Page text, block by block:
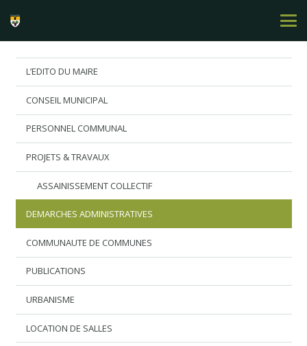
L’EDITO DU MAIRE
CONSEIL MUNICIPAL
PERSONNEL COMMUNAL
PROJETS & TRAVAUX
ASSAINISSEMENT COLLECTIF
DEMARCHES ADMINISTRATIVES
COMMUNAUTE DE COMMUNES
PUBLICATIONS
URBANISME
LOCATION DE SALLES